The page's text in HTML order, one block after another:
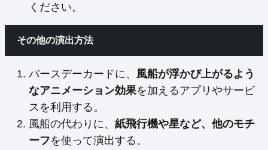
ください。
その他の演出方法
バースデーカードに、 風船が浮かび上がるよう
なアニメーション効果を加えるアプリやサービ
スを利用する。
風船の代わりに、 紙飛行機や星など、他のモチ
ーフを使って演出する。